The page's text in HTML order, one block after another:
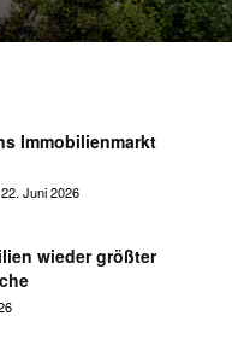
Immobilienmarkt
22. Juni 2026
wieder größter